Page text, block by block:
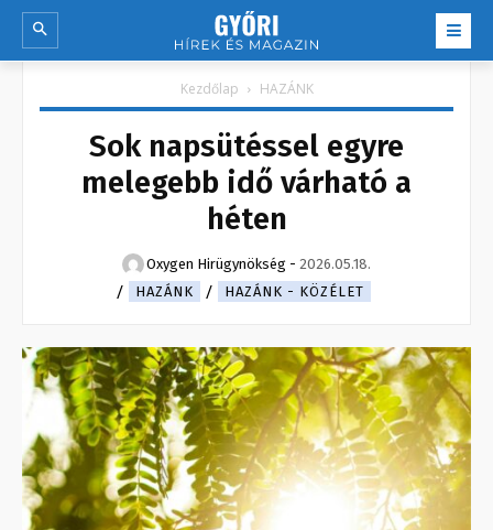
Kezdőlap HAZÁNK
Sok napsütéssel egyre
melegebb idő várható a
héten
Oxygen Hirügynökség - 2026.05.18.
HAZÁNK
HAZÁNK - KÖZÉLET